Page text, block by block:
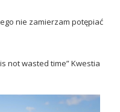
nie zamierzam potępiać
not wasted time” Kwestia